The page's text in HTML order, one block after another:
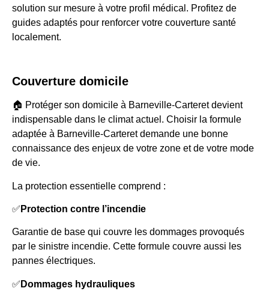
solution sur mesure à votre profil médical. Profitez de
guides adaptés pour renforcer votre couverture santé
localement.
Couverture domicile
🏠 Protéger son domicile à Barneville-Carteret devient
indispensable dans le climat actuel. Choisir la formule
adaptée à Barneville-Carteret demande une bonne
connaissance des enjeux de votre zone et de votre mode
de vie.
La protection essentielle comprend :
✅ Protection contre l’incendie
Garantie de base qui couvre les dommages provoqués
par le sinistre incendie. Cette formule couvre aussi les
pannes électriques.
✅ Dommages hydrauliques